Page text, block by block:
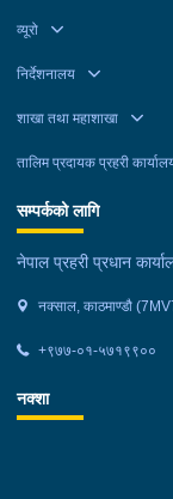
व्यूरो
निर्देशनालय
शाखा तथा महाशाखा
तालिम प्रदायक प्रहरी
सम्पर्कको लागि
नेपाल प्रहरी प्रधान
नक्साल, काठमाण्डौ
+९७७-०१-५७१९९००
नक्शा